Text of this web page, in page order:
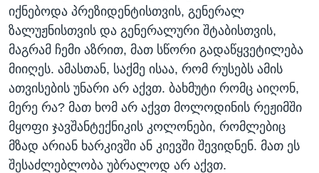
იქნებოდა პრეზიდენტისთვის, გენერალ
ზალუჟნისთვის და გენერალური შტაბისთვის,
მაგრამ ჩემი აზრით, მათ სწორი გადაწყვეტილება
მიიღეს. ამასთან, საქმე ისაა, რომ რუსებს ამის
ათვისების უნარი არ აქვთ. ბახმუტი რომც აიღონ,
მერე რა? მათ ხომ არ აქვთ მოლოდინის რეჟიმში
მყოფი ჯავშანტექნიკის კოლონები, რომლებიც
მზად არიან ხარკივში ან კიევში შევიდნენ. მათ ეს
შესაძლებლობა უბრალოდ არ აქვთ.